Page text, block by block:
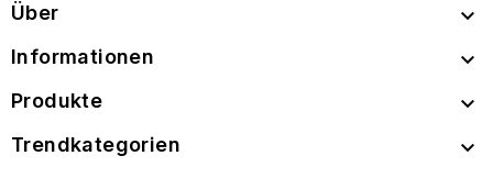
Über 
Informationen 
Produkte 
Trendkategorien 